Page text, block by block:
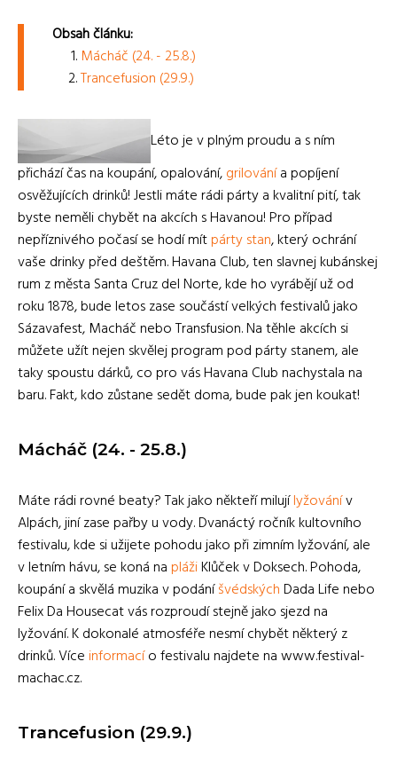
Obsah článku:
Mácháč (24. - 25.8.)
Trancefusion (29.9.)
Léto je v plným proudu a s ním
přichází čas na koupání, opalování,grilovánía popíjení
osvěžujících drinků! Jestli máte rádi párty a kvalitní pití, tak
byste neměli chybět na akcích s Havanou! Pro případ
nepříznivého počasí se hodí mítpárty stan, který ochrání
vaše drinky před deštěm. Havana Club, ten slavnej kubánskej
rum z města Santa Cruz del Norte, kde ho vyrábějí už od
roku 1878, bude letos zase součástí velkých festivalů jako
Sázavafest, Macháč nebo Transfusion. Na těhle akcích si
můžete užít nejen skvělej program pod párty stanem, ale
taky spoustu dárků, co pro vás Havana Club nachystala na
baru. Fakt, kdo zůstane sedět doma, bude pak jen koukat!
Mácháč (24. - 25.8.)
Máte rádi rovné beaty? Tak jako někteří milujílyžovánív
Alpách, jiní zase pařby u vody. Dvanáctý ročník kultovního
festivalu, kde si užijete pohodu jako při zimním lyžování, ale
v letním hávu, se koná naplážiKlůček v Doksech. Pohoda,
koupání a skvělá muzika v podáníšvédskýchDada Life nebo
Felix Da Housecat vás rozproudí stejně jako sjezd na
lyžování. K dokonalé atmosféře nesmí chybět některý z
drinků. Víceinformacío festivalu najdete na www.festival-
machac.cz.
Trancefusion (29.9.)